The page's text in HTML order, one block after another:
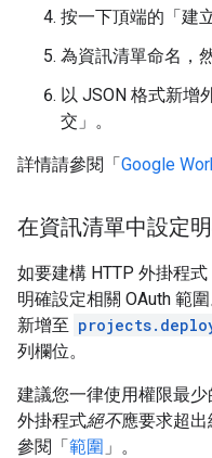
按一下頂端的「建
為資訊清單命名，
以 JSON 格式新增
交」 。
詳情請參閱「Google
在資訊清單中設定
如要建構 HTTP 外掛程
明確設定相關 OAuth 範
新增至
列欄位。
建議您一律使用權限最
外掛程式絕不應要求超
參閱「範圍 」。